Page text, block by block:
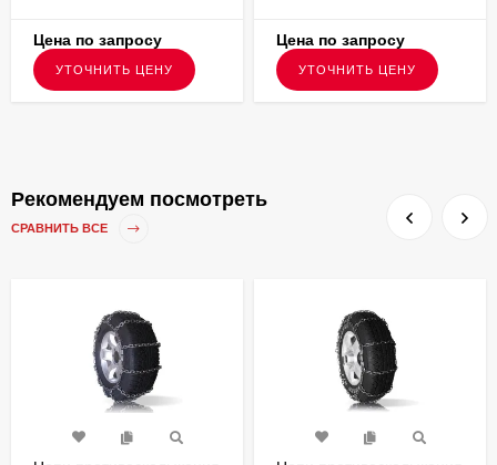
Цена по запросу
УТОЧНИТЬ ЦЕНУ
Цена по запросу
УТОЧНИТЬ ЦЕНУ
Рекомендуем посмотреть
СРАВНИТЬ ВСЕ